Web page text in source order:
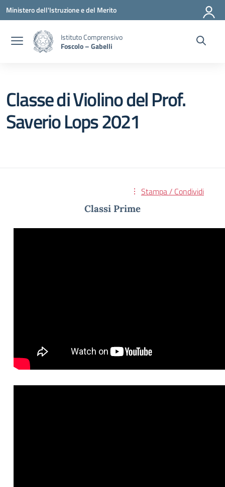
Vai ai contenuti
Vai al menu di navigazione
Vai al footer
Ministero dell'Istruzione e del Merito
Istituto Comprensivo
Foscolo – Gabelli
Classe di Violino del Prof.
Saverio Lops 2021
Stampa / Condividi
Classi Prime